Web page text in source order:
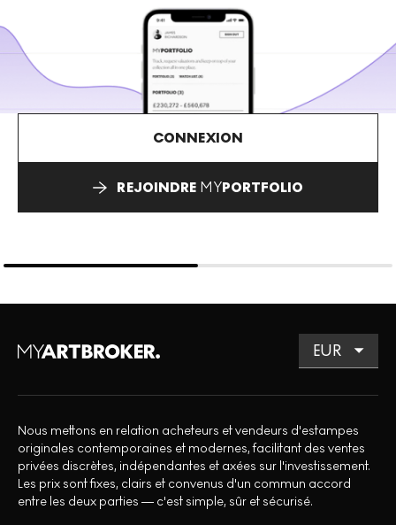
CONNEXION
REJOINDRE MYPORTFOLIO
Nous mettons en relation acheteurs et vendeurs d'estampes
originales contemporaines et modernes, facilitant des ventes
privées discrètes, indépendantes et axées sur l'investissement.
Les prix sont fixes, clairs et convenus d'un commun accord
entre les deux parties — c'est simple, sûr et sécurisé.